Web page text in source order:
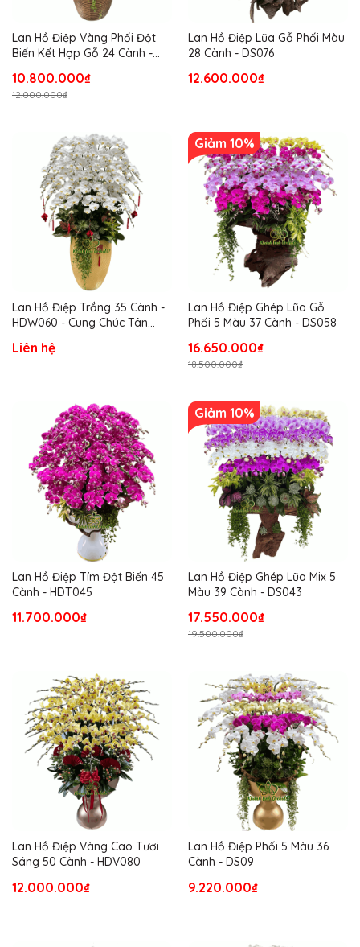
Lan Hồ Điệp Vàng Phối Đột
Biến Kết Hợp Gỗ 24 Cành -
10.800.000₫
12.000.000₫
Lan Hồ Điệp Lũa Gỗ Phối Màu
28 Cành - DS076
12.600.000₫
Lan Hồ Điệp Trắng 35 Cành -
HDW060 - Cung Chúc Tân
Liên hệ
Giảm 10%
Lan Hồ Điệp Ghép Lũa Gỗ
Phối 5 Màu 37 Cành - DS058
16.650.000₫
18.500.000₫
Lan Hồ Điệp Tím Đột Biến 45
Cành - HDT045
11.700.000₫
Giảm 10%
Lan Hồ Điệp Ghép Lũa Mix 5
Màu 39 Cành - DS043
17.550.000₫
19.500.000₫
Lan Hồ Điệp Vàng Cao Tươi
Sáng 50 Cành - HDV080
12.000.000₫
Lan Hồ Điệp Phối 5 Màu 36
Cành - DS09
9.220.000₫